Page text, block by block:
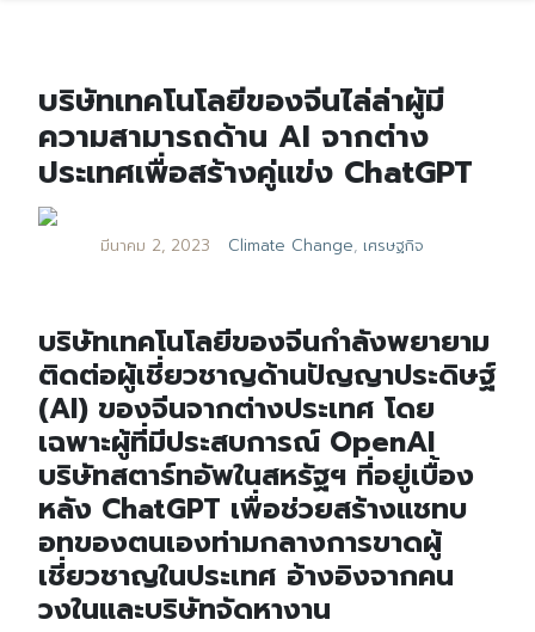
บริษัทเทคโนโลยีของจีนไล่ล่าผู้มี
ความสามารถด้าน AI จากต่าง
ประเทศเพื่อสร้างคู่แข่ง ChatGPT
มีนาคม 2, 2023 Climate Change, เศรษฐกิจ
บริษัทเทคโนโลยีของจีนกำลังพยายาม
ติดต่อผู้เชี่ยวชาญด้านปัญญาประดิษฐ์
(AI) ของจีนจากต่างประเทศ โดย
เฉพาะผู้ที่มีประสบการณ์ OpenAI
บริษัทสตาร์ทอัพในสหรัฐฯ ที่อยู่เบื้อง
หลัง ChatGPT เพื่อช่วยสร้างแชทบ
อทของตนเองท่ามกลางการขาดผู้
เชี่ยวชาญในประเทศ อ้างอิงจากคน
วงในและบริษัทจัดหางาน